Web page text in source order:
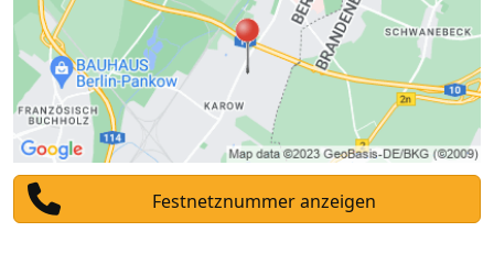
Festnetznummer anzeigen